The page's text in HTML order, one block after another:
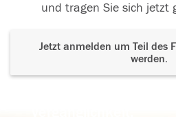
und tragen Sie sich jetzt
Jetzt anmelden um Teil des
werden.